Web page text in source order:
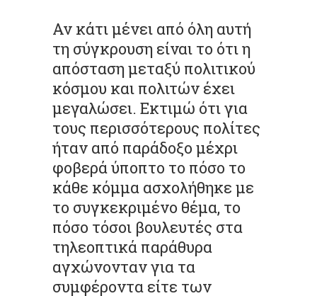
Αν κάτι μένει από όλη αυτή
τη σύγκρουση είναι το ότι η
απόσταση μεταξύ πολιτικού
κόσμου και πολιτών έχει
μεγαλώσει. Εκτιμώ ότι για
τους περισσότερους πολίτες
ήταν από παράδοξο μέχρι
φοβερά ύποπτο το πόσο το
κάθε κόμμα ασχολήθηκε με
το συγκεκριμένο θέμα, το
πόσο τόσοι βουλευτές στα
τηλεοπτικά παράθυρα
αγχώνονταν για τα
συμφέροντα είτε των